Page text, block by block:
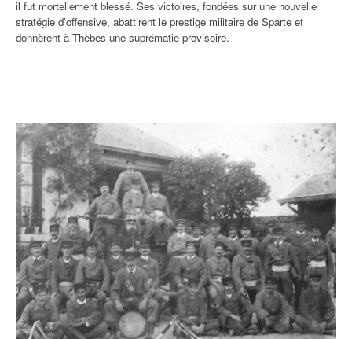
il fut mortellement blessé. Ses victoires, fondées sur une nouvelle
stratégie d'offensive, abattirent le prestige militaire de Sparte et
donnèrent à Thèbes une suprématie provisoire.